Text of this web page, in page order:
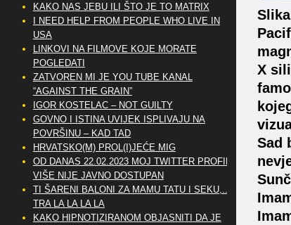
X
Sad
KAKO NAS JEBU ILI ŠTO JE TO MATRIX
I NEED HELP FROM PEOPLE WHO LIVE IN
USA
LINKOVI NA FILMOVE KOJE MORATE
POGLEDATI
ZATVOREN MI JE YOU TUBE KANAL
“AGAINST THE GRAIN”
IGOR KOSTELAC – NOT GUILTY
GOVNO I ISTINA UVIJEK ISPLIVAJU NA
POVRŠINU – KAD TAD
HRVATSKO(M) PROL(I)JEĆE MIG
OD DANAS 22.02.2023 MOJ TWITTER PROFIL
VIŠE NIJE JAVNO DOSTUPAN
TI ŠARENI BALONI ZA MAMU TATU I SEKU,..
TRA LA LA LA LA
KAKO HIPNOTIZIRANOM OBJASNITI DA JE